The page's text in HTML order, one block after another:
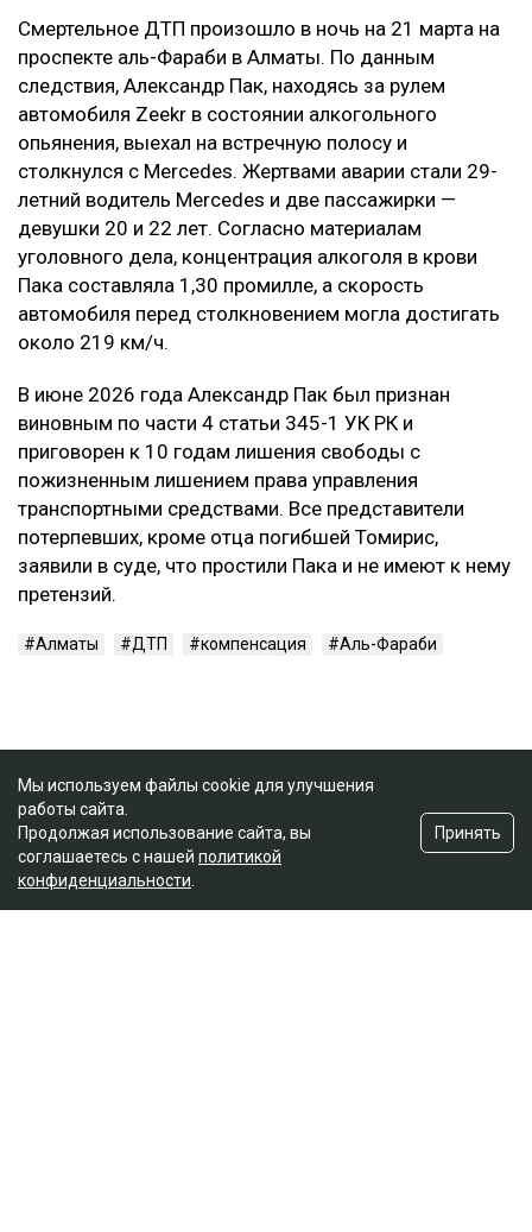
Смертельное ДТП произошло в ночь на 21 марта на
проспекте аль-Фараби в Алматы. По данным
следствия, Александр Пак, находясь за рулем
автомобиля Zeekr в состоянии алкогольного
опьянения, выехал на встречную полосу и
столкнулся с Mercedes. Жертвами аварии стали 29-
летний водитель Mercedes и две пассажирки —
девушки 20 и 22 лет. Согласно материалам
уголовного дела, концентрация алкоголя в крови
Пака составляла 1,30 промилле, а скорость
автомобиля перед столкновением могла достигать
около 219 км/ч.
В июне 2026 года Александр Пак был признан
виновным по части 4 статьи 345-1 УК РК и
приговорен к 10 годам лишения свободы с
пожизненным лишением права управления
транспортными средствами. Все представители
потерпевших, кроме отца погибшей Томирис,
заявили в суде, что простили Пака и не имеют к нему
претензий.
Алматы ДТП компенсация Аль-Фараби
Мы используем файлы cookie для улучшения
работы сайта.
Продолжая использование сайта, вы
соглашаетесь с нашей политикой
конфиденциальности
Принять